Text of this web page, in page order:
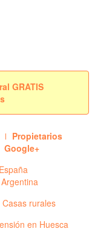
GRATIS
Propietarios
Google+
Casas rurales
en Huesca